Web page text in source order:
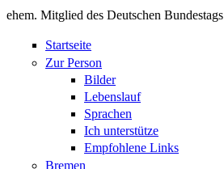
ehem. Mitglied des Deutschen Bundestags
Startseite
Zur Person
Bilder
Lebenslauf
Sprachen
Ich unterstütze
Empfohlene Links
Bremen